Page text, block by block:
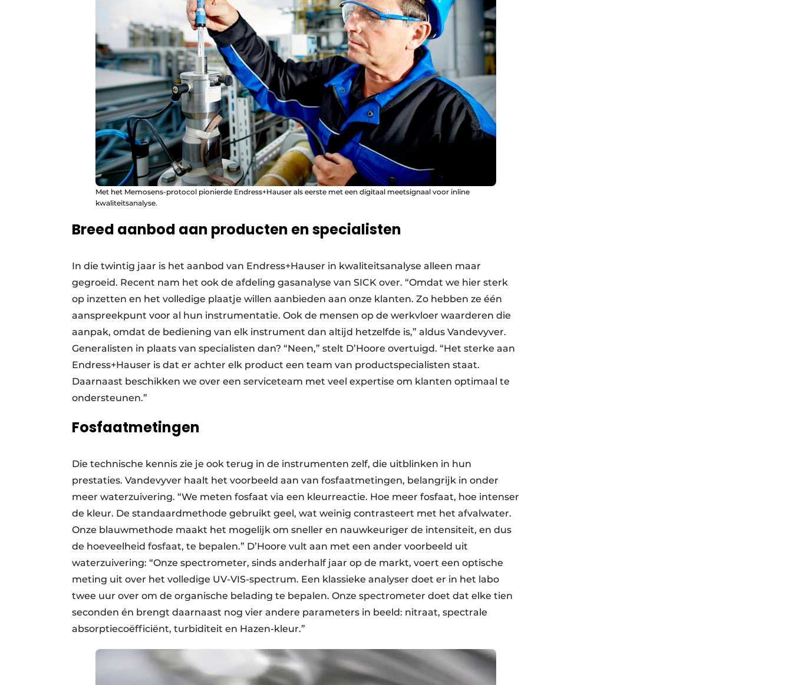
Met het Memosens-protocol pionierde Endress+Hauser als eerste met een digitaal meetsignaal voor inline
kwaliteitsanalyse.
Breed aanbod aan producten en specialisten
In die twintig jaar is het aanbod van Endress+Hauser in kwaliteitsanalyse alleen maar
gegroeid. Recent nam het ook de afdeling gasanalyse van SICK over. “Omdat we hier sterk
op inzetten en het volledige plaatje willen aanbieden aan onze klanten. Zo hebben ze één
aanspreekpunt voor al hun instrumentatie. Ook de mensen op de werkvloer waarderen die
aanpak, omdat de bediening van elk instrument dan altijd hetzelfde is,” aldus Vandevyver.
Generalisten in plaats van specialisten dan? “Neen,” stelt D’Hoore overtuigd. “Het sterke aan
Endress+Hauser is dat er achter elk product een team van productspecialisten staat.
Daarnaast beschikken we over een serviceteam met veel expertise om klanten optimaal te
ondersteunen.”
Fosfaatmetingen
Die technische kennis zie je ook terug in de instrumenten zelf, die uitblinken in hun
prestaties. Vandevyver haalt het voorbeeld aan van fosfaatmetingen, belangrijk in onder
meer waterzuivering. “We meten fosfaat via een kleurreactie. Hoe meer fosfaat, hoe intenser
de kleur. De standaardmethode gebruikt geel, wat weinig contrasteert met het afvalwater.
Onze blauwmethode maakt het mogelijk om sneller en nauwkeuriger de intensiteit, en dus
de hoeveelheid fosfaat, te bepalen.” D’Hoore vult aan met een ander voorbeeld uit
waterzuivering: “Onze spectrometer, sinds anderhalf jaar op de markt, voert een optische
meting uit over het volledige UV-VIS-spectrum. Een klassieke analyser doet er in het labo
twee uur over om de organische belading te bepalen. Onze spectrometer doet dat elke tien
seconden én brengt daarnaast nog vier andere parameters in beeld: nitraat, spectrale
absorptiecoëfficiënt, turbiditeit en Hazen-kleur.”